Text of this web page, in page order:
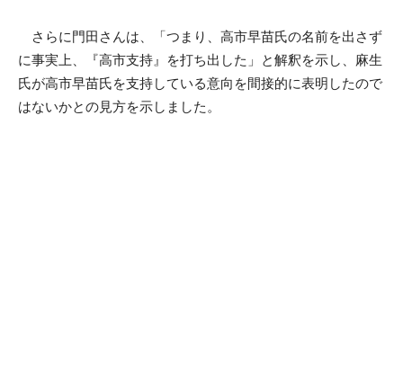
さらに門田さんは、「つまり、高市早苗氏の名前を出さず
に事実上、『高市支持』を打ち出した」と解釈を示し、麻生
氏が高市早苗氏を支持している意向を間接的に表明したので
はないかとの見方を示しました。